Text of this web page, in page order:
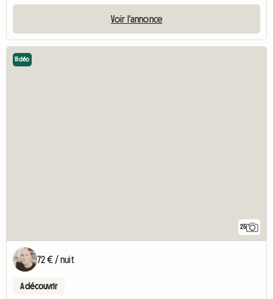
Voir l'annonce
25
Vidéo
72 € / nuit
A découvrir